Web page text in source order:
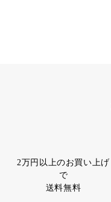
2万円以上のお買い上げ
で
送料無料